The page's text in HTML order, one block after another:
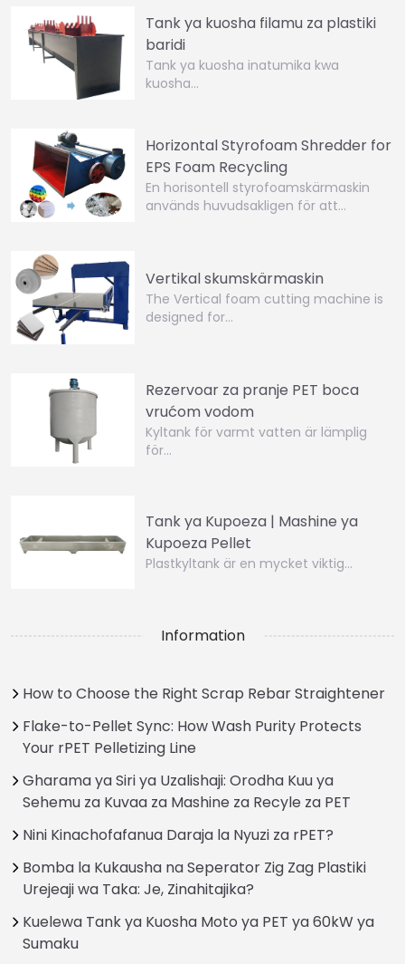
Tank ya kuosha filamu za plastiki
baridi
Tank ya kuosha inatumika kwa
kuosha…
Horizontal Styrofoam Shredder for
EPS Foam Recycling
En horisontell styrofoamskärmaskin
används huvudsakligen för att…
Vertikal skumskärmaskin
The Vertical foam cutting machine is
designed for…
Rezervoar za pranje PET boca
vrućom vodom
Kyltank för varmt vatten är lämplig
för…
Tank ya Kupoeza | Mashine ya
Kupoeza Pellet
Plastkyltank är en mycket viktig…
Information
How to Choose the Right Scrap Rebar Straightener
Flake-to-Pellet Sync: How Wash Purity Protects
Your rPET Pelletizing Line
Gharama ya Siri ya Uzalishaji: Orodha Kuu ya
Sehemu za Kuvaa za Mashine za Recyle za PET
Nini Kinachofafanua Daraja la Nyuzi za rPET?
Bomba la Kukausha na Seperator Zig Zag Plastiki
Urejeaji wa Taka: Je, Zinahitajika?
Kuelewa Tank ya Kuosha Moto ya PET ya 60kW ya
Sumaku